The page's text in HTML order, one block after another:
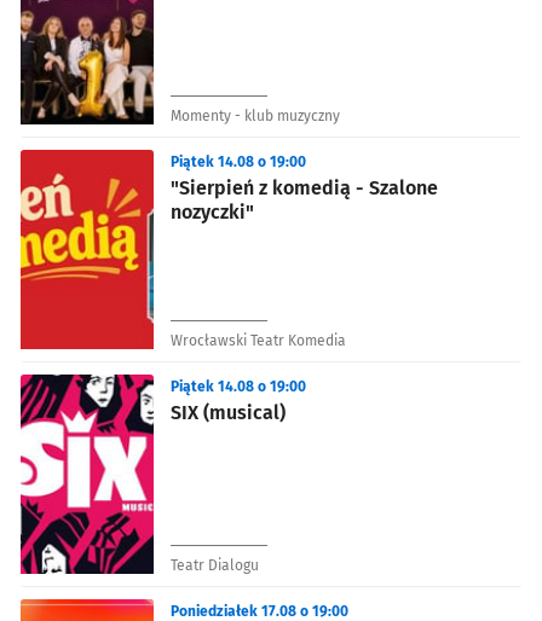
Momenty - klub muzyczny
"Sierpień z komedią - Szalone
nozyczki"
Piątek 14.08 o 19:00
Wrocławski Teatr Komedia
SIX (musical)
Piątek 14.08 o 19:00
Teatr Dialogu
Poniedziałek 17.08 o 19:00